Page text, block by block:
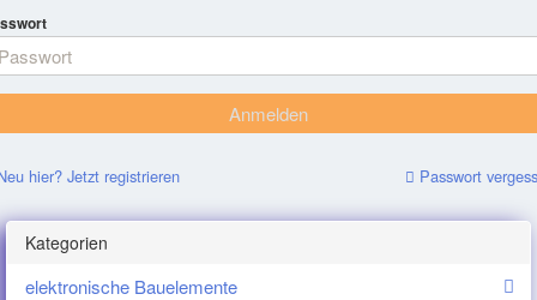
hier? Jetzt registrieren Passwort
Kategorien
elektronische Bauelemente